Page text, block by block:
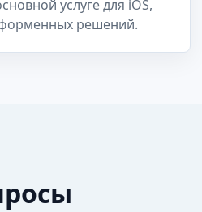
услуге для iOS,
решений.